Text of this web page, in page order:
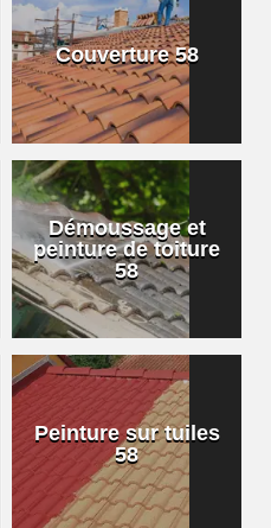
Couverture 58
Démoussage et
peinture de toiture
58
Peinture sur tuiles
58